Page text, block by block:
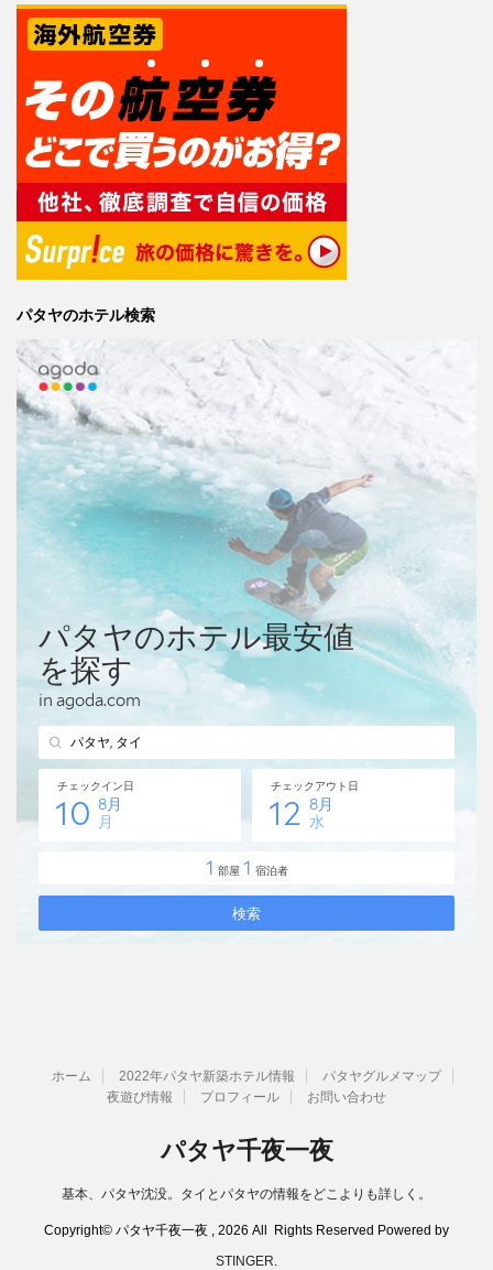
パタヤのホテル検索
ホーム 2022年パタヤ新築ホテル情報
パタヤグルメマップ
夜遊び情報
プロフィール お問い合わせ
パタヤ千夜一夜
基本、パタヤ沈没。タイとパタヤの情報をどこよりも詳しく。
Copyright© パタヤ千夜一夜 , 2026 All Rights Reserved Powered by
STINGER.